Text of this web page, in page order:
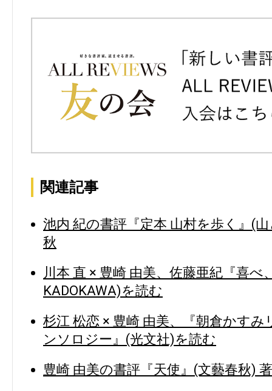
関連記事
池内 紀の書評『定本 山村を歩く』(
秋
川本 直 × 豊崎 由美、佐藤亜紀『喜べ
KADOKAWA)を読む
杉江 松恋 × 豊崎 由美、『朝倉かす
ンソロジー』(光文社)を読む
豊崎 由美の書評『天使』(文藝春秋)